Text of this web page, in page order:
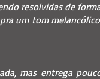
resolvidas de
um tom
mas entrega